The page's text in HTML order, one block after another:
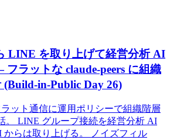
LINE を取り上げて経営分析 AI
ラットな claude-peers に組織
(Build-in-Public Day 26)
ラット通信に運用ポリシーで組織階層
。 LINE グループ接続を経営分析 AI
からは取り上げる。 ノイズフィル